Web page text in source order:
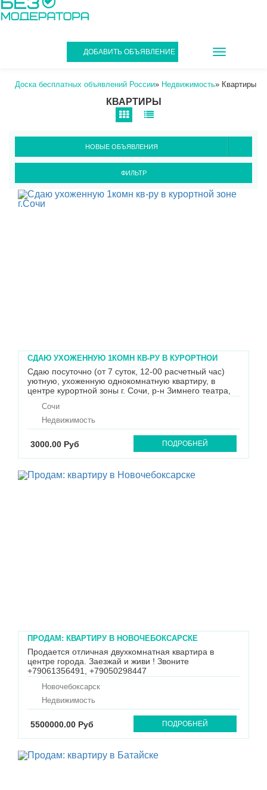
ДОБАВИТЬ ОБЪЯВЛЕНИЕ
TOGGLE
Доска бесплатных объявлений России» Недвижимость» Квартиры
КВАРТИРЫ
НОВЫЕ ОБЪЯВЛЕНИЯ
ФИЛЬТР
СДАЮ УХОЖЕННУЮ 1КОМН КВ-РУ В КУРОРТНОЙ
Сдаю посуточно (от 7 суток, 12-00 расчетный час)
уютную, ухоженную однокомнатную квартиру, в
центре курортной зоны г. Сочи, р-н Зимнего театра,
ходьбы к морю, по ровной местности.
Командировочным предоставляю все документы для
отчетности. Наш район называ...
Сочи
3000.00 Руб
Недвижимость
ПОДРОБНЕЙ
ПРОДАМ: КВАРТИРУ В НОВОЧЕБОКСАРСКЕ
Продается отличная двухкомнатная квартира в
центре города. Заезжай и живи ! Звоните
+79061356491, +79050298447
Новочебоксарск
5500000.00 Руб
Недвижимость
ПОДРОБНЕЙ